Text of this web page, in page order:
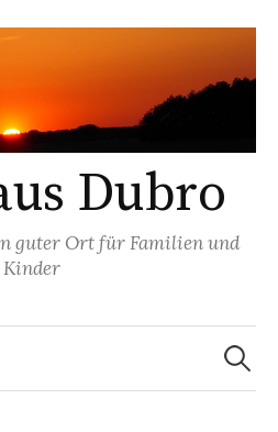
Dubro
guter Ort für Familien und
Kinder
Suchen
nach: